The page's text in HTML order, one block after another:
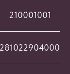
210001001